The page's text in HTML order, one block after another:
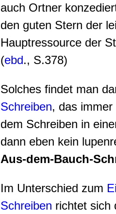
auch Ortner
den guten Stern der
Hauptressource der
(ebd., S.378)
Solches findet man
Schreiben, das
dem Schreiben in
dann eben kein
Aus-dem-Bauch-
Im Unterschied zum
Schreiben richtet sich